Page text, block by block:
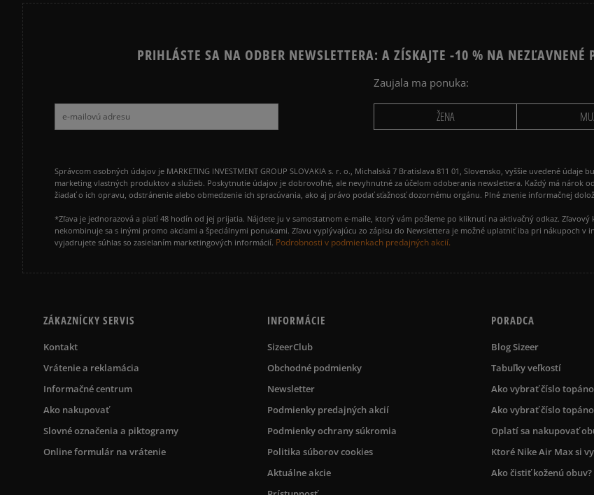
PRIHLÁSTE SA NA ODBER NEWSLETTERA: A ZÍSKAJTE -10 % NA
Zaujala ma ponuka:
ŽENA
Správcom osobných údajov je MARKETING INVESTMENT GROUP SLOVAKIA s. r. o., Michalská 7 Bratislava 811 01, Slovensko, vyššie uvedené
marketing vlastných produktov a služieb. Poskytnutie údajov je dobrovoľné, ale nevyhnutné za účelom odoberania newslettera. Každý má nárok
žiadať o ich opravu, odstránenie alebo obmedzenie ich spracúvania, ako aj právo podať sťažnosť dozornému orgánu. Plné znenie informačnej
*Zľava je jednorazová a platí 48 hodín od jej prijatia. Nájdete ju v samostatnom e-maile, ktorý vám pošleme po kliknutí na aktivačný odkaz. Zľavový
nekombinuje sa s inými promo akciami a špeciálnymi ponukami. Zľavu vyplývajúcu zo zápisu do Newslettera je možné uplatniť iba pri nákupoch
vyjadrujete súhlas so zasielaním marketingových informácií. Podrobnosti v podmienkach predajných akcií.
ZÁKAZNÍCKY SERVIS
Kontakt
Vrátenie a reklamácia
Informačné centrum
Ako nakupovať
Slovné označenia a piktogramy
Online formulár na vrátenie
INFORMÁCIE
SizeerClub
Obchodné podmienky
Newsletter
Podmienky predajných akcií
Podmienky ochrany súkromia
Politika súborov cookies
Aktuálne akcie
PORADCA
Blog Sizeer
Tabuľky veľkostí
Ako vybrať číslo
Ako vybrať číslo
Oplatí sa nakupovať
Ktoré Nike Air Max si
Ako čistiť koženú obuv?